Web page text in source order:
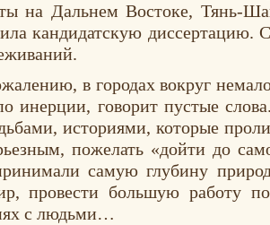
на Дальнем Востоке, Тянь-
кандидатскую
в городах вокруг
инерции, говорит пустые
историями, которые
пожелать «дойти до
самую глубину
провести большую работу
с людьми…